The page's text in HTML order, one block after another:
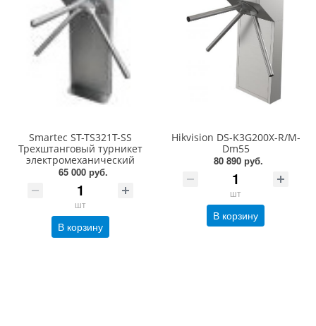
Smartec ST-TS321T-SS
Трехштанговый турникет
электромеханический
65 000 руб.
шт
В корзину
Hikvision DS-K3G200X-R/M-
Dm55
80 890 руб.
шт
В корзину